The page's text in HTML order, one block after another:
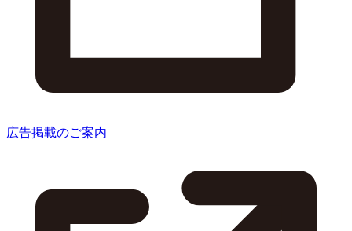
広告掲載のご案内